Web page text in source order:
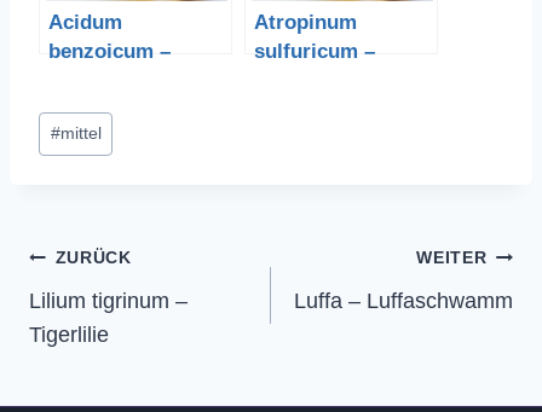
Acidum
benzoicum –
Atropinum
sulfuricum –
Schlagworte:
#mittel
Beitragsnavigation
ZURÜCK
Lilium tigrinum –
Tigerlilie
WEITER
Luffa – Luffaschwamm